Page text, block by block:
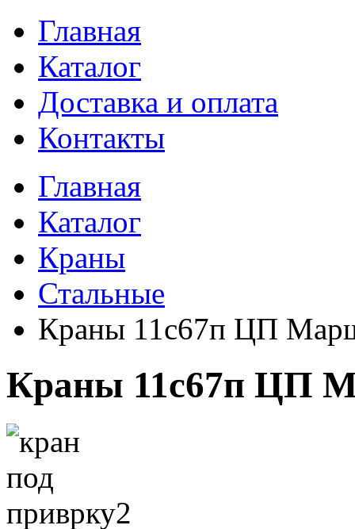
Главная
Каталог
Доставка и оплата
Контакты
Главная
Каталог
Краны
Стальные
Краны 11с67п ЦП
Краны 11с67п ЦП